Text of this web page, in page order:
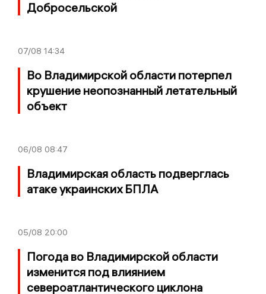
Добросельской
07/08 14:34
Во Владимирской области потерпел
крушение неопознанный летательный
объект
06/08 08:47
Владимирская область подверглась
атаке украинских БПЛА
05/08 20:00
Погода во Владимирской области
изменится под влиянием
североатлантического циклона